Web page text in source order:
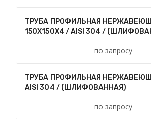
ТРУБА ПРОФИЛЬНАЯ
150Х150Х4 / AISI 304 /
по запросу
ТРУБА ПРОФИЛЬНАЯ
AISI 304 / (ШЛИФОВАННАЯ)
по запросу